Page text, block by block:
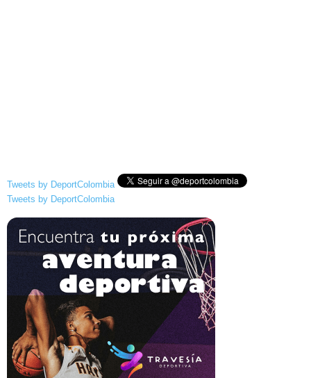
Tweets by DeportColombia
Tweets by DeportColombia